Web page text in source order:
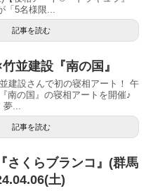
「5名様限...
記事を読む
並建設『南の国』
建設さんで初の寝相アート！ 午
南の国』の寝相アートを開催♪
夢...
記事を読む
さくらブランコ』(群馬
土)